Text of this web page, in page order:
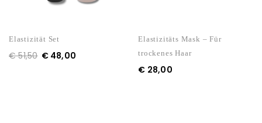
Elastizität Set
€51,50 €48,00
Elastizitäts Mask – Für
trockenes Haar
€ 28,00